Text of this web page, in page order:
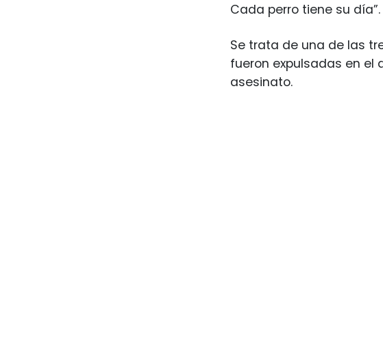
Cada perro tiene su día”.
Se trata de una de las
fueron expulsadas en el
asesinato.